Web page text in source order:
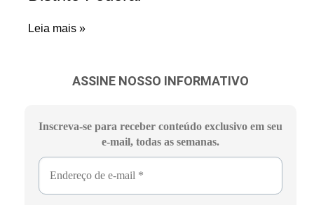
Leia mais »
ASSINE NOSSO INFORMATIVO
Inscreva-se para receber conteúdo exclusivo em seu
e-mail, todas as semanas.